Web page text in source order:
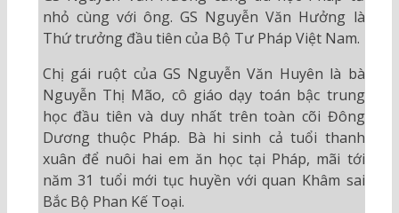
nhỏ cùng với ông. GS Nguyễn Văn Hưởng là
Thứ trưởng đầu tiên của Bộ Tư Pháp Việt Nam.
Chị gái ruột của GS Nguyễn Văn Huyên là bà
Nguyễn Thị Mão, cô giáo dạy toán bậc trung
học đầu tiên và duy nhất trên toàn cõi Đông
Dương thuộc Pháp. Bà hi sinh cả tuổi thanh
xuân để nuôi hai em ăn học tại Pháp, mãi tới
năm 31 tuổi mới tục huyền với quan Khâm sai
Bắc Bộ Phan Kế Toại.